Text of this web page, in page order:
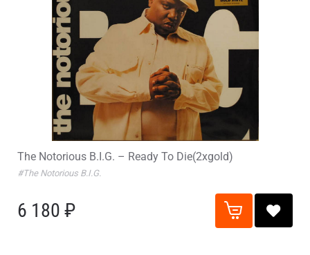
The Notorious B.I.G. – Ready To Die(2хgold)
#The Notorious B.I.G.
6 180 ₽